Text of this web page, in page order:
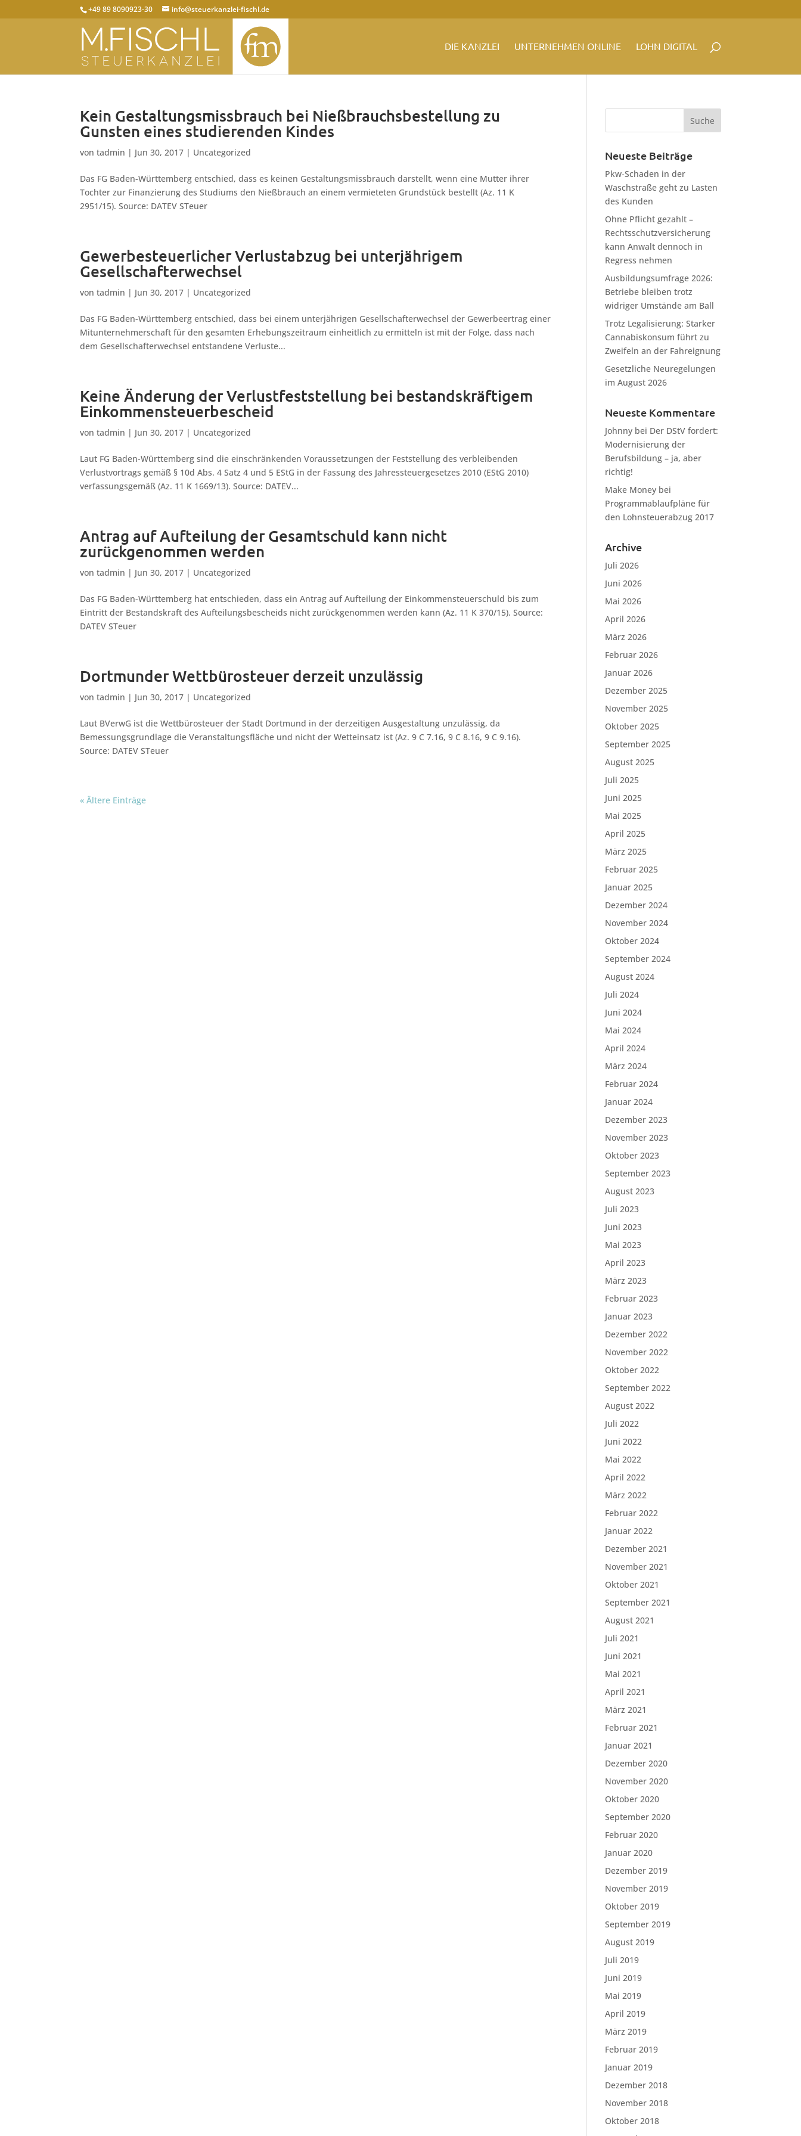
+49 89 8090923-30 info@steuerkanzlei-fischl.de
DIE KANZLEI UNTERNEHMEN ONLINE LOHN DIGITAL
Kein Gestaltungsmissbrauch bei Nießbrauchsbestellung zu
Gunsten eines studierenden Kindes
vontadmin | Jun 30, 2017 | Uncategorized
Das FG Baden-Württemberg entschied, dass es keinen Gestaltungsmissbrauch darstellt, wenn eine Mutter ihrer
Tochter zur Finanzierung des Studiums den Nießbrauch an einem vermieteten Grundstück bestellt (Az. 11 K
2951/15). Source: DATEV STeuer
Gewerbesteuerlicher Verlustabzug bei unterjährigem
Gesellschafterwechsel
vontadmin | Jun 30, 2017 | Uncategorized
Das FG Baden-Württemberg entschied, dass bei einem unterjährigen Gesellschafterwechsel der Gewerbeertrag einer
Mitunternehmerschaft für den gesamten Erhebungszeitraum einheitlich zu ermitteln ist mit der Folge, dass nach
dem Gesellschafterwechsel entstandene Verluste...
Keine Änderung der Verlustfeststellung bei bestandskräftigem
Einkommensteuerbescheid
vontadmin | Jun 30, 2017 | Uncategorized
Laut FG Baden-Württemberg sind die einschränkenden Voraussetzungen der Feststellung des verbleibenden
Verlustvortrags gemäß § 10d Abs. 4 Satz 4 und 5 EStG in der Fassung des Jahressteuergesetzes 2010 (EStG 2010)
verfassungsgemäß (Az. 11 K 1669/13). Source: DATEV...
Antrag auf Aufteilung der Gesamtschuld kann nicht
zurückgenommen werden
vontadmin | Jun 30, 2017 | Uncategorized
Das FG Baden-Württemberg hat entschieden, dass ein Antrag auf Aufteilung der Einkommensteuerschuld bis zum
Eintritt der Bestandskraft des Aufteilungsbescheids nicht zurückgenommen werden kann (Az. 11 K 370/15). Source:
DATEV STeuer
Dortmunder Wettbürosteuer derzeit unzulässig
vontadmin | Jun 30, 2017 | Uncategorized
Laut BVerwG ist die Wettbürosteuer der Stadt Dortmund in der derzeitigen Ausgestaltung unzulässig, da
Bemessungsgrundlage die Veranstaltungsfläche und nicht der Wetteinsatz ist (Az. 9 C 7.16, 9 C 8.16, 9 C 9.16).
Source: DATEV STeuer
« Ältere Einträge
Neueste Beiträge
Pkw-Schaden in der
Waschstraße geht zu Lasten
des Kunden
Ohne Pflicht gezahlt –
Rechtsschutzversicherung
kann Anwalt dennoch in
Regress nehmen
Ausbildungsumfrage 2026:
Betriebe bleiben trotz
widriger Umstände am Ball
Trotz Legalisierung: Starker
Cannabiskonsum führt zu
Zweifeln an der Fahreignung
Gesetzliche Neuregelungen
im August 2026
Neueste Kommentare
Johnny bei Der DStV fordert:
Modernisierung der
Berufsbildung – ja, aber
richtig!
Make Money bei
Programmablaufpläne für
den Lohnsteuerabzug 2017
Archive
Juli 2026
Juni 2026
Mai 2026
April 2026
März 2026
Februar 2026
Januar 2026
Dezember 2025
November 2025
Oktober 2025
September 2025
August 2025
Juli 2025
Juni 2025
Mai 2025
April 2025
März 2025
Februar 2025
Januar 2025
Dezember 2024
November 2024
Oktober 2024
September 2024
August 2024
Juli 2024
Juni 2024
Mai 2024
April 2024
März 2024
Februar 2024
Januar 2024
Dezember 2023
November 2023
Oktober 2023
September 2023
August 2023
Juli 2023
Juni 2023
Mai 2023
April 2023
März 2023
Februar 2023
Januar 2023
Dezember 2022
November 2022
Oktober 2022
September 2022
August 2022
Juli 2022
Juni 2022
Mai 2022
April 2022
März 2022
Februar 2022
Januar 2022
Dezember 2021
November 2021
Oktober 2021
September 2021
August 2021
Juli 2021
Juni 2021
Mai 2021
April 2021
März 2021
Februar 2021
Januar 2021
Dezember 2020
November 2020
Oktober 2020
September 2020
Februar 2020
Januar 2020
Dezember 2019
November 2019
Oktober 2019
September 2019
August 2019
Juli 2019
Juni 2019
Mai 2019
April 2019
März 2019
Februar 2019
Januar 2019
Dezember 2018
November 2018
Oktober 2018